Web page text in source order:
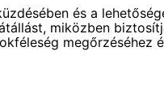
és a
miközben
megőrzéséhez